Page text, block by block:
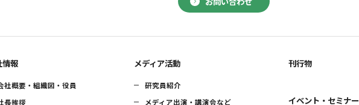
情報
社概要・組織図・役員
長挨拶
メディア活動
研究員紹介
メディア出演・講演会など
刊行物
イベント・セミナー